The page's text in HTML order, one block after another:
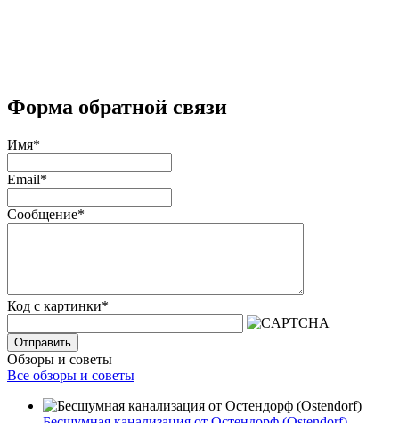
Форма обратной связи
Имя*
Email*
Сообщение*
Код с картинки*
Отправить
Обзоры и советы
Все обзоры и советы